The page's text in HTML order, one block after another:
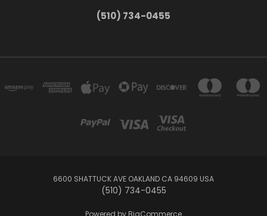
(510) 734-0455
6600 SHATTUCK AVE OAKLAND CA 94609 USA
(510) 734-0455
Powered by BigCommerce